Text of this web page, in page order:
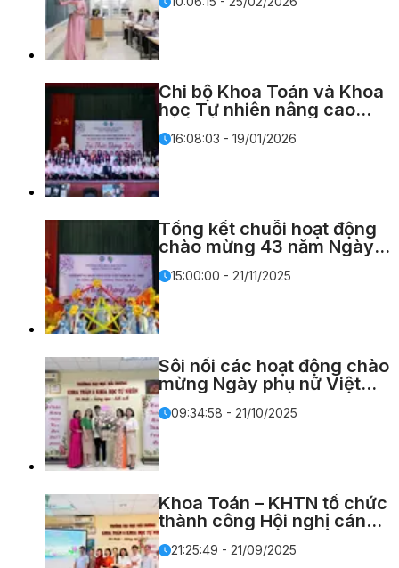
Chi bộ Khoa Toán và Khoa
học Tự nhiên nâng cao
chất lượng công tác phát
triển đảng viên
16:08:03 - 19/01/2026
Tổng kết chuỗi hoạt động
chào mừng 43 năm Ngày
Nhà giáo Việt Nam 20/11
15:00:00 - 21/11/2025
Sôi nổi các hoạt động chào
mừng Ngày phụ nữ Việt
Nam 20/10
09:34:58 - 21/10/2025
Khoa Toán – KHTN tổ chức
thành công Hội nghị cán
bộ, viên chức năm học
2025 – 2026
21:25:49 - 21/09/2025